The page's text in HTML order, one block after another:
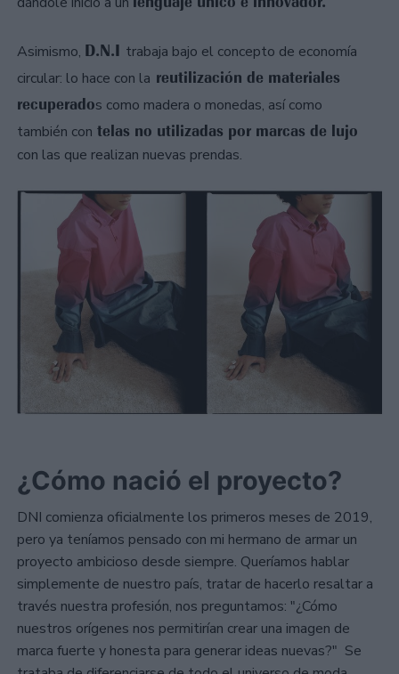
Asimismo, D.N.I trabaja bajo el concepto de economía
circular: lo hace con la reutilización de materiales
recuperados como madera o monedas, así como
también con telas no utilizadas por marcas de lujo
con las que realizan nuevas prendas.
¿Cómo nació el proyecto?
DNI comienza oficialmente los primeros meses de 2019,
pero ya teníamos pensado con mi hermano de armar un
proyecto ambicioso desde siempre. Queríamos hablar
simplemente de nuestro país, tratar de hacerlo resaltar a
través nuestra profesión, nos preguntamos: "¿Cómo
nuestros orígenes nos permitirían crear una imagen de
marca fuerte y honesta para generar ideas nuevas?" Se